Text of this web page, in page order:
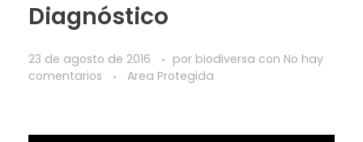
Diagnóstico
23 de agosto de 2016 por biodiversa con No hay
comentarios
Area Protegida